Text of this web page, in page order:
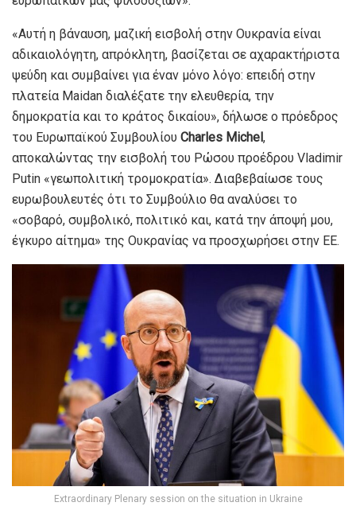
«Αυτή η βάναυση, μαζική εισβολή στην Ουκρανία είναι
αδικαιολόγητη, απρόκλητη, βασίζεται σε αχαρακτήριστα
ψεύδη και συμβαίνει για έναν μόνο λόγο: επειδή στην
πλατεία Maidan διαλέξατε την ελευθερία, την
δημοκρατία και το κράτος δικαίου», δήλωσε ο πρόεδρος
του Ευρωπαϊκού Συμβουλίου Charles Michel ,
αποκαλώντας την εισβολή του Ρώσου προέδρου Vladimir
Putin «γεωπολιτική τρομοκρατία». Διαβεβαίωσε τους
ευρωβουλευτές ότι το Συμβούλιο θα αναλύσει το
«σοβαρό, συμβολικό, πολιτικό και, κατά την άποψή μου,
έγκυρο αίτημα» της Ουκρανίας να προσχωρήσει στην ΕΕ.
Extraordinary Plenary session on the situation in Ukraine